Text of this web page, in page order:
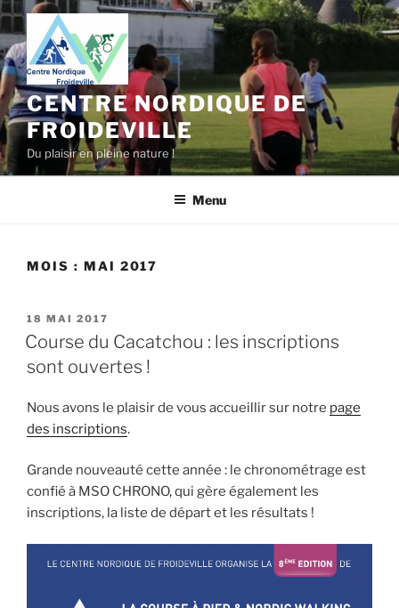
Aller
au
contenu
principal
CENTRE NORDIQUE DE
FROIDEVILLE
Du plaisir en pleine nature !
Menu
MOIS : MAI 2017
PUBLIÉ
LE
18 MAI 2017
Course du Cacatchou : les inscriptions
sont ouvertes !
Nous avons le plaisir de vous accueillir sur notre page
des inscriptions.
Grande nouveauté cette année : le chronométrage est
confié à MSO CHRONO, qui gère également les
inscriptions, la liste de départ et les résultats !